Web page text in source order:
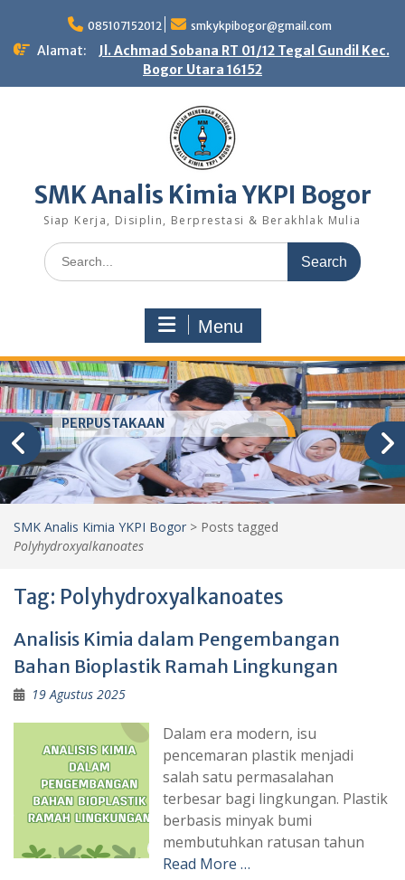
content
085107152012 smkykpibogor@gmail.com
Alamat:
Jl. Achmad Sobana RT 01/12 Tegal Gundil Kec.
Bogor Utara 16152
SMK Analis Kimia YKPI Bogor
Siap Kerja, Disiplin, Berprestasi & Berakhlak Mulia
Search
for:
Menu
PERPUSTAKAAN
SMK Analis Kimia YKPI Bogor > Posts tagged
Polyhydroxyalkanoates
Tag: Polyhydroxyalkanoates
Analisis Kimia dalam Pengembangan
Bahan Bioplastik Ramah Lingkungan
19 Agustus 2025
Dalam era modern, isu
pencemaran plastik menjadi
salah satu permasalahan
terbesar bagi lingkungan. Plastik
berbasis minyak bumi
membutuhkan ratusan tahun
Read More …